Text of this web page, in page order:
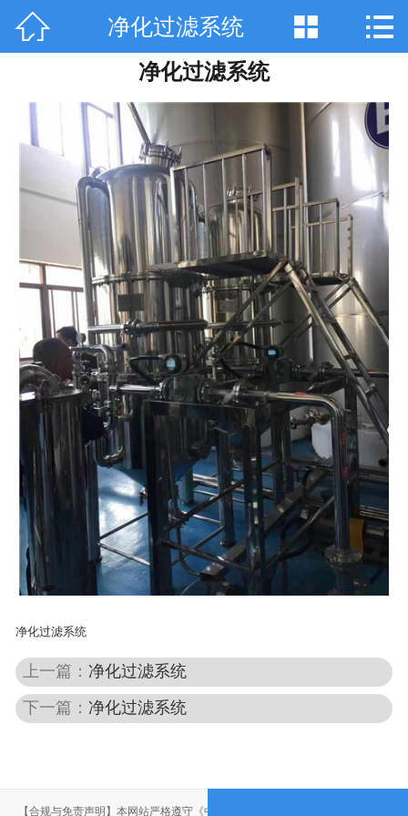
网站首页
关于天工
产品中心
技术咨询
工程案例
厂房设备
销售网络
在线留言
联系我们
 净化过滤系统  
净化过滤系统
净化过滤系统
上一篇：净化过滤系统
下一篇：净化过滤系统
【合规与免责声明】本网站严格遵守《中华人民共和国广告法》，尽力规范用